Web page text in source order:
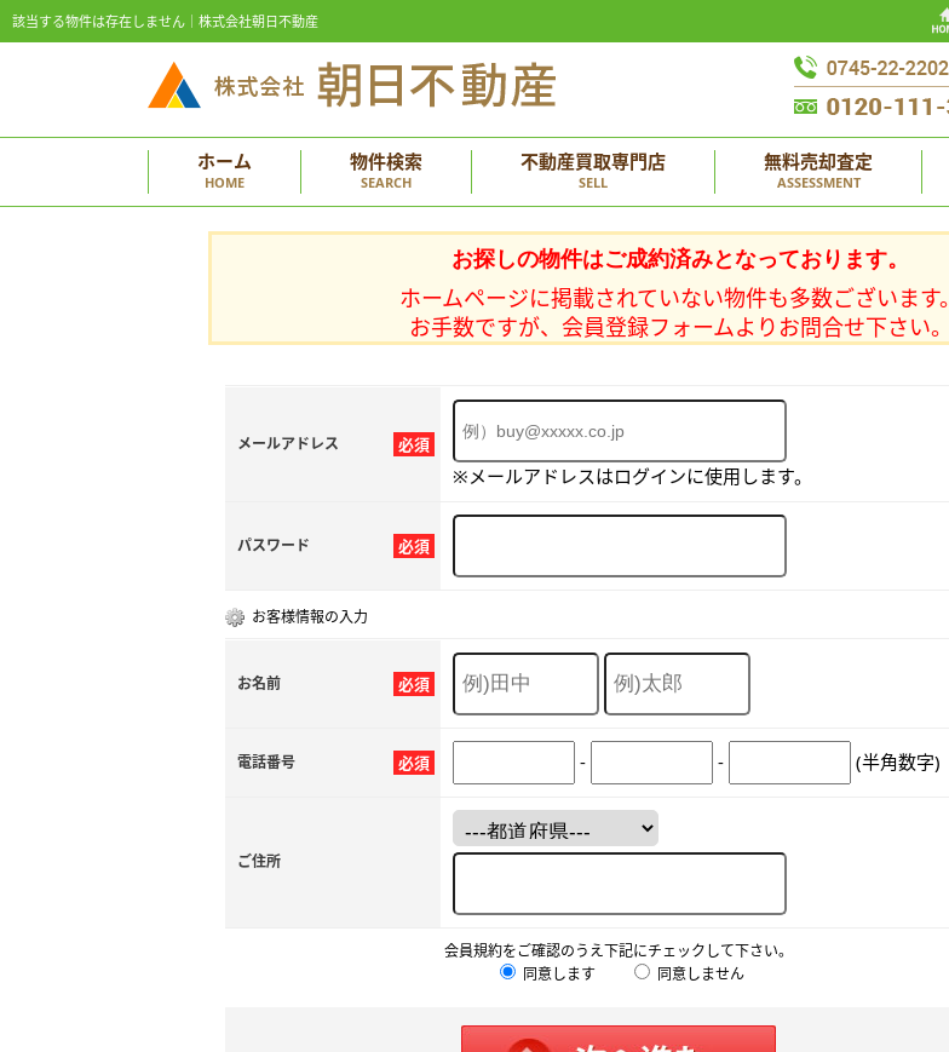
該当する物件は存在しません｜株式会社朝日不動産
ホーム
HOME
物件検索
SEARCH
不動産買取専門店
SELL
無料売却査定
ASSESSMENT
お探しの物件はご成約済みとなっております。
ホームページに掲載されていない物件も多数ございます。
お手数ですが、会員登録フォームよりお問合せ下さい。
必須
メールアドレス
※メールアドレスはログインに使用します。
必須
パスワード
お客様情報の入力
必須
お名前
必須
電話番号 - - (半角数字)
ご住所
会員規約をご確認のうえ下記にチェックして下さい。
同意します
同意しません